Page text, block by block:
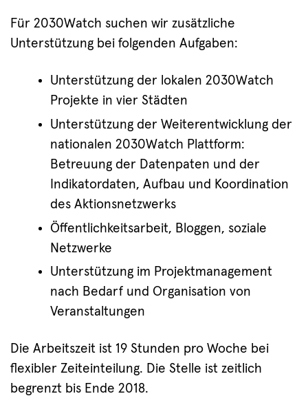
Für 2030Watch suchen wir zusätzliche
Unterstützung bei folgenden Aufgaben:
Unterstützung der lokalen 2030Watch
Projekte in vier Städten
Unterstützung der Weiterentwicklung der
nationalen 2030Watch Plattform:
Betreuung der Datenpaten und der
Indikatordaten, Aufbau und Koordination
des Aktionsnetzwerks
Öffentlichkeitsarbeit, Bloggen, soziale
Netzwerke
Unterstützung im Projektmanagement
nach Bedarf und Organisation von
Veranstaltungen
Die Arbeitszeit ist 19 Stunden pro Woche bei
flexibler Zeiteinteilung. Die Stelle ist zeitlich
begrenzt bis Ende 2018.